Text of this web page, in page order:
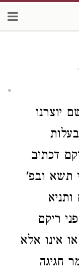
יוצרנו
דכתיב
תשא ובפ'
ריקם
אינו אלא
חגיגה